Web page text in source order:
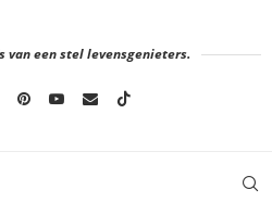
van een stel levensgenieters.